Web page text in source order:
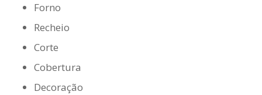
Forno
Recheio
Corte
Cobertura
Decoração